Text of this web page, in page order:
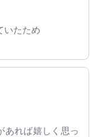
いたため
れば嬉しく思っ